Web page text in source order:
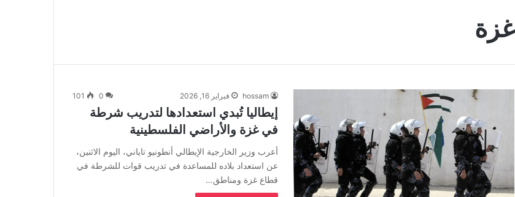
غزة
hossam فبراير 16, 2026 0
101
إيطاليا تُبدي استعدادها لتدريب شرطة
في غزة والأراضي الفلسطينية
أعرب وزير الخارجية الإيطالي أنطونيو تاياني، اليوم الاثنين،
عن استعداد بلاده للمساعدة في تدريب قوات للشرطة في
قطاع غزة ومناطق…